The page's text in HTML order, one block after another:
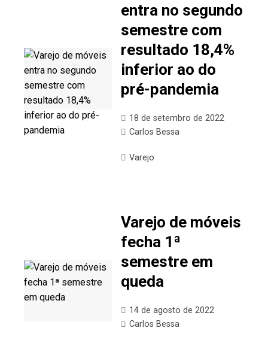
entra no segundo
semestre com
resultado 18,4%
inferior ao do
pré-pandemia
18 de setembro de 2022
Carlos Bessa
Varejo
Varejo de móveis
fecha 1ª
semestre em
queda
14 de agosto de 2022
Carlos Bessa